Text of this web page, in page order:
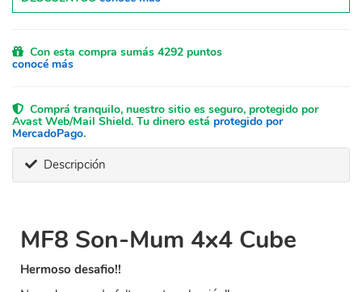
Con esta compra sumás 4292 puntos
conocé más
Comprá tranquilo, nuestro sitio es seguro, protegido por
Avast Web/Mail Shield. Tu dinero está protegido por
MercadoPago.
Descripción
MF8 Son-Mum 4x4 Cube
Hermoso desafio!!